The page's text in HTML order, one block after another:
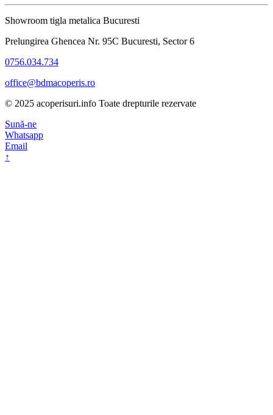
Showroom tigla metalica Bucuresti
Prelungirea Ghencea Nr. 95C Bucuresti, Sector 6
0756.034.734
office@bdmacoperis.ro
© 2025 acoperisuri.info Toate drepturile rezervate
Sună-ne
Whatsapp
Email
↑